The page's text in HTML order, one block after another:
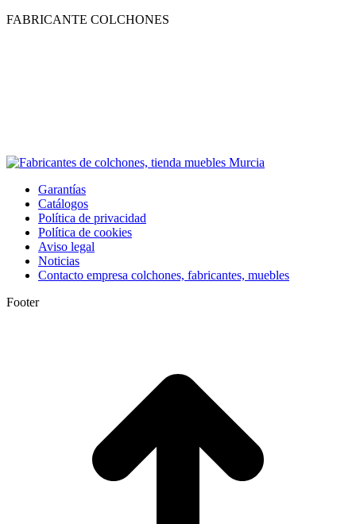
FABRICANTE COLCHONES
Garantías
Catálogos
Política de privacidad
Política de cookies
Aviso legal
Noticias
Contacto empresa colchones, fabricantes, muebles
Footer